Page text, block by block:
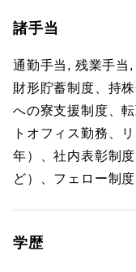
諸手当
通勤手当, 残業手当
財形貯蓄制度、持
への寮支援制度、
トオフィス勤務、
年）、社内表彰制
ど）、フェロー制度
学歴